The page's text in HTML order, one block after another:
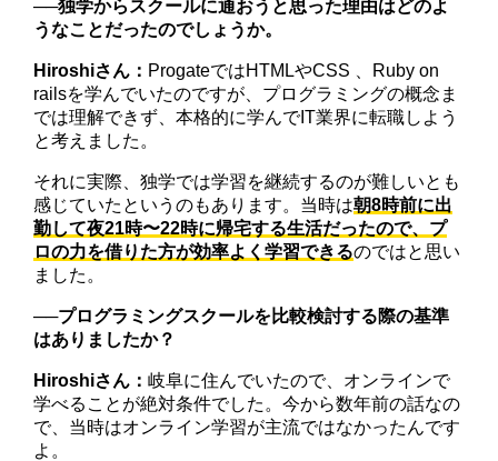
──独学からスクールに通おうと思った理由はどのよ
うなことだったのでしょうか。
Hiroshiさん： ProgateではHTMLやCSS 、Ruby on
railsを学んでいたのですが、プログラミングの概念ま
では理解できず、本格的に学んでIT業界に転職しよう
と考えました。
それに実際、独学では学習を継続するのが難しいとも
感じていたというのもあります。当時は朝8時前に出
勤して夜21時〜22時に帰宅する生活だったので、プ
ロの力を借りた方が効率よく学習できるのではと思い
ました。
──プログラミングスクールを比較検討する際の基準
はありましたか？
Hiroshiさん：岐阜に住んでいたので、オンラインで
学べることが絶対条件でした。今から数年前の話なの
で、当時はオンライン学習が主流ではなかったんです
よ。